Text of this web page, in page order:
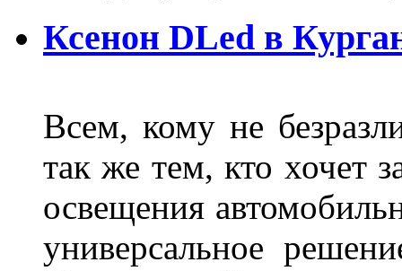
Ксенон DLed в
Всем, кому не
так же тем, кто хочет
освещения
универсальное